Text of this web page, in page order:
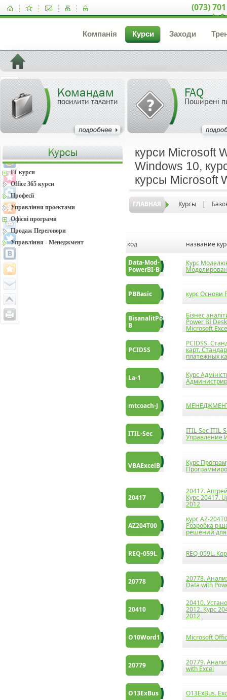
(073)
Компанія Курси Заходи
Командам
посилити таланти
FAQ
Поширені
курси Microsoft
Windows 10,
курсы Microsoft
ГЛАВНАЯ Курсы |
код название
Data-Mod-
PowerBI-B
Курс
PBBasic курс Основи
BisanalitPowerBI-
B
Бізнес
Power BI
Microsoft
PCIDSS
PCIDSS.
карт.
платежных
La-1 Курс
mtcoach-J
ITIL-Sec ITIL-Sec ITIL-
Управление
VBAExcelB Курс
20417
20417.
Курс 20417.
2012
AZ204T00
курс AZ-
Розробка
решений
REQ-059L REQ-059L.
20778 20778.
Data with
20410
20410.
2012. Курс
2012
O10Word1 Microsoft
20779 20779.
with Excel
O13ExBus O13ExBus.
IT курси
Office 365 курси
Професії
Управління проектами
Офісні програми
Продаж Переговори
Управління - Менеджмент